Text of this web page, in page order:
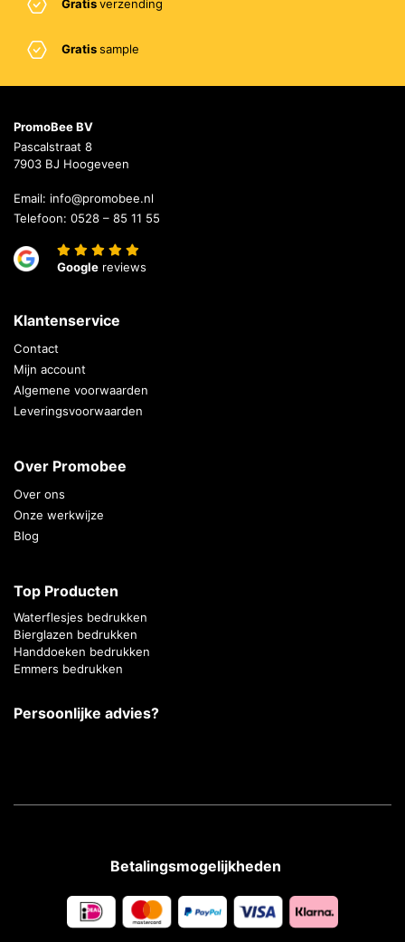
Gratisverzending
Gratissample
PromoBee BV
Pascalstraat 8
7903 BJ Hoogeveen
Email: info@promobee.nl
Telefoon: 0528 – 85 11 55
Google reviews
Klantenservice
Contact
Mijn account
Algemene voorwaarden
Leveringsvoorwaarden
Over Promobee
Over ons
Onze werkwijze
Blog
Top Producten
Waterflesjes bedrukken
Bierglazen bedrukken
Handdoeken bedrukken
Emmers bedrukken
Persoonlijke advies?
Betalingsmogelijkheden